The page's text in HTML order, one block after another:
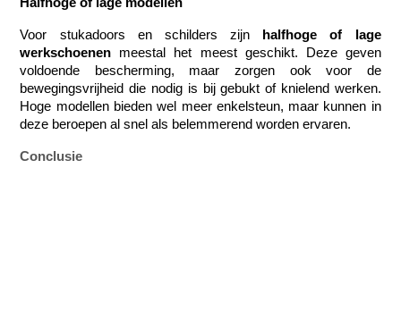
Voor stukadoors en schilders zijn halfhoge of
lage
werkschoenen meestal het meest geschikt. Deze geven
voldoende bescherming, maar zorgen ook voor de
bewegingsvrijheid die nodig is bij gebukt of knielend werken.
Hoge modellen bieden wel meer enkelsteun, maar kunnen in
deze beroepen al snel als belemmerend worden ervaren.
Conclusie